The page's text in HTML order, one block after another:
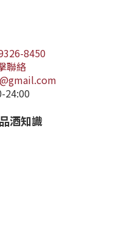
8450
聯絡
24:00
酒知識